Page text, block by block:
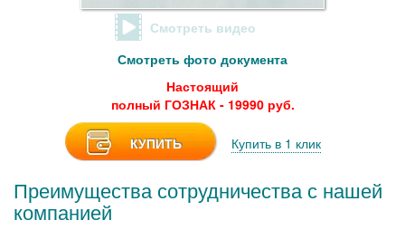
Смотреть видео
Смотреть фото документа
Настоящий
полный ГОЗНАК - 19990 руб.
КУПИТЬ Купить в 1 клик
Преимущества сотрудничества с нашей
компанией